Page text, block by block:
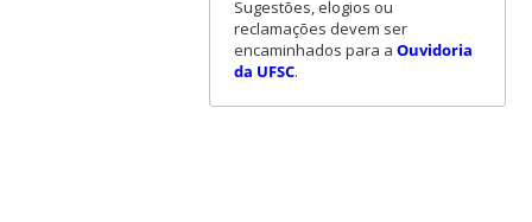
Sugestões, elogios ou
reclamações devem ser
encaminhados para a Ouvidoria
da UFSC.